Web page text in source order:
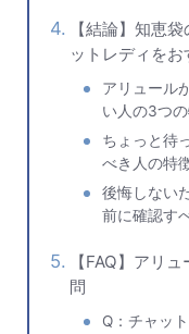
【結論】知恵
ットレディを
アリュール
い人の3つ
ちょっと待
べき人の特
後悔しない
前に確認す
【FAQ】アリ
問
Q：チャッ